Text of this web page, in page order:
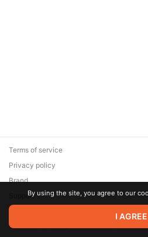
© 2026 Zaya Solutions Limited. All
are the property of their respective
Terms of service
Privacy policy
Brand
SupportBy using the site, you agree to our
I AGREE